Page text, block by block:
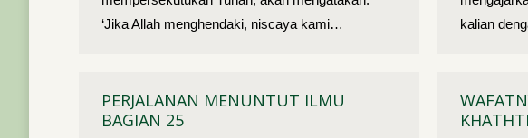
‘Jika Allah menghendaki, niscaya kami…
kalian
PERJALANAN MENUNTUT ILMU
BAGIAN 25